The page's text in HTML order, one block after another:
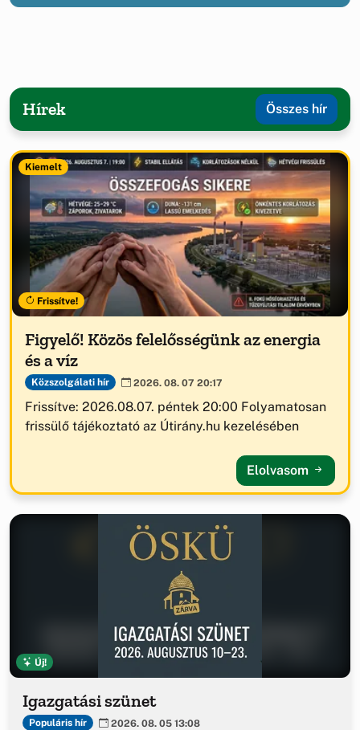
Hírek Összes hír
Kiemelt
Frissítve!
Figyelő! Közös felelősségünk az energia
és a víz
Közszolgálati hír 2026. 08. 07 20:17
Frissítve: 2026.08.07. péntek 20:00 Folyamatosan
frissülő tájékoztató az Útirány.hu kezelésében
Elolvasom
Új!
Igazgatási szünet
Populáris hír 2026. 08. 05 13:08